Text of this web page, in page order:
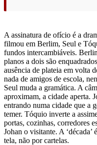
A assinatura de ofício é a
filmou em Berlim, Seul e
fundos intercambiáveis.
planos a dois são
ausência de plateia em volta
nada de amigos de escola,
Seul muda a gramática. A
aproximam, a cidade aperta.
entrando numa cidade que a
temer. Tóquio inverte a
portas, cozinhas, corredores
Johan o visitante. A ‘década’
tela, não por cartelas.